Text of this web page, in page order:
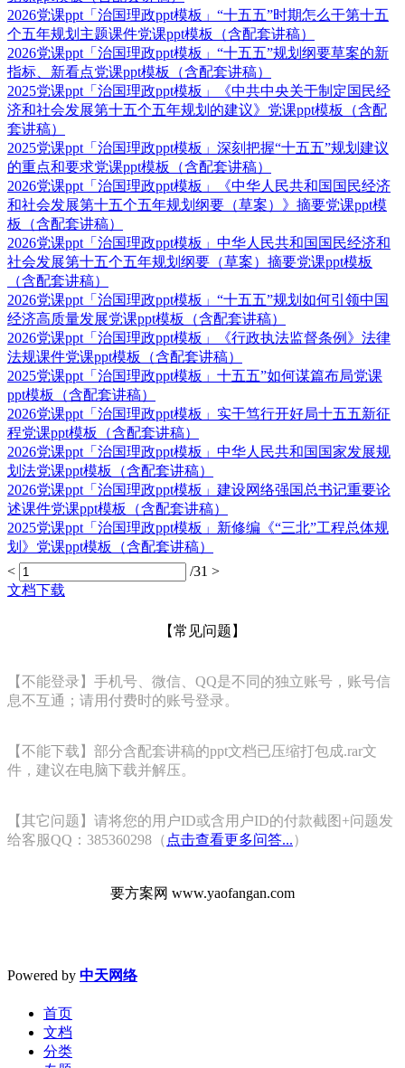
2026党课ppt「治国理政ppt模板」“十五五”时期怎么干第十五
个五年规划主题课件党课ppt模板（含配套讲稿）
2026党课ppt「治国理政ppt模板」“十五五”规划纲要草案的新
指标、新看点党课ppt模板（含配套讲稿）
2025党课ppt「治国理政ppt模板」《中共中央关于制定国民经
济和社会发展第十五个五年规划的建议》党课ppt模板（含配
套讲稿）
2025党课ppt「治国理政ppt模板」深刻把握“十五五”规划建议
的重点和要求党课ppt模板（含配套讲稿）
2026党课ppt「治国理政ppt模板」《中华人民共和国国民经济
和社会发展第十五个五年规划纲要（草案）》摘要党课ppt模
板（含配套讲稿）
2026党课ppt「治国理政ppt模板」中华人民共和国国民经济和
社会发展第十五个五年规划纲要（草案）摘要党课ppt模板
（含配套讲稿）
2026党课ppt「治国理政ppt模板」“十五五”规划如何引领中国
经济高质量发展党课ppt模板（含配套讲稿）
2026党课ppt「治国理政ppt模板」《行政执法监督条例》法律
法规课件党课ppt模板（含配套讲稿）
2025党课ppt「治国理政ppt模板」十五五”如何谋篇布局党课
ppt模板（含配套讲稿）
2026党课ppt「治国理政ppt模板」实干笃行开好局十五五新征
程党课ppt模板（含配套讲稿）
2026党课ppt「治国理政ppt模板」中华人民共和国国家发展规
划法党课ppt模板（含配套讲稿）
2026党课ppt「治国理政ppt模板」建设网络强国总书记重要论
述课件党课ppt模板（含配套讲稿）
2025党课ppt「治国理政ppt模板」新修编《“三北”工程总体规
划》党课ppt模板（含配套讲稿）
<
/31 >
文档下载
【常见问题】
【不能登录】手机号、微信、QQ是不同的独立账号，账号信
息不互通；请用付费时的账号登录。
【不能下载】部分含配套讲稿的ppt文档已压缩打包成.rar文
件，建议在电脑下载并解压。
【其它问题】请将您的用户ID或含用户ID的付款截图+问题发
给客服QQ：385360298（ 点击查看更多问答...）
要方案网 www.yaofangan.com
Powered by 中天网络
首页
文档
分类